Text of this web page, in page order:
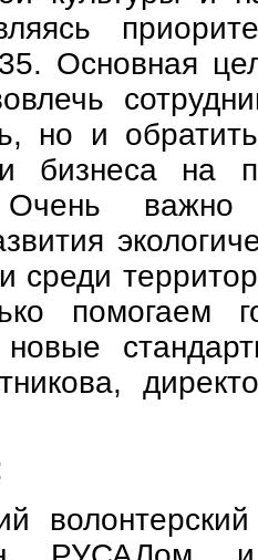
Основная
но и
бизнеса на
важно
среди
помогаем